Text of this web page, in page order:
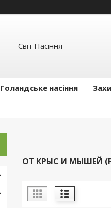
Світ Насіння
Голандське насіння
ОТ КРЫС И МЫШЕЙ